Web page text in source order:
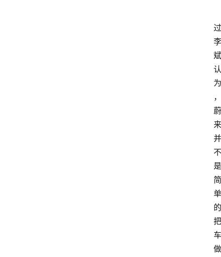
过
李
斌
认
为
，
蔚
来
并
不
是
简
单
的
把
车
做